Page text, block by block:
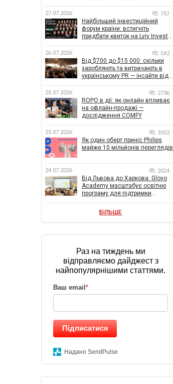
27.07.2026 757
Найбільший інвестиційний
форум країни: встигніть
придбати квиток на Lviv Invest
26.07.2026 542
Від $700 до $15 000: скільки
заробляють та витрачають в
українському PR — інсайти від
25.07.2026 2736
ROPO в дії: як онлайн впливає
на офлайн-продажі —
дослідження COMFY
25.07.2026 3352
Як один оберт приніс Philips
майже 10 мільйонів переглядів
24.07.2026 2024
Від Львова до Харкова: Glovo
Academy масштабує освітню
програму для підтримки
БІЛЬШЕ
Раз на тиждень ми
відправляємо дайджест з
найпопулярнішими статтями.
Ваш email *
Підписатися
Надано SendPulse